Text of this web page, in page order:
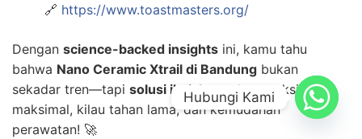
🔗 https://www.toastmasters.org/
Dengan science-backed insights ini, kamu tahu
bahwa Nano Ceramic Xtrail di Bandung bukan
sekadar tren—tapi solusi ilmiah
untuk proteksi
maksimal, kilau tahan lama, dan kemudahan
perawatan! 🚀
Hubungi Kami